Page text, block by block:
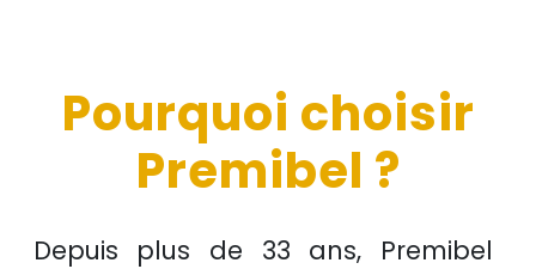
Pourquoi choisir
Premibel ?
Depuis plus de 33 ans, Premibel